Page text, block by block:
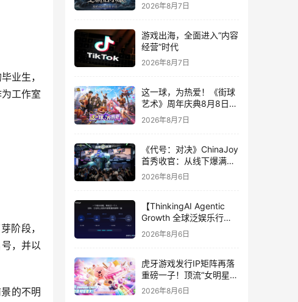
工作室
，并以
2026年8月7日
游戏出海，全面进入“内容
经营”时代
2026年8月7日
这一球，为热爱！《街球
艺术》周年庆典8月8日正
式上线，多重福利与全新
内容同步开启
2026年8月7日
《代号：对决》ChinaJoy
首秀收官：从线下爆满看
见玩家的真实期待
2026年8月6日
【ThinkingAI Agentic
Growth 全球泛娱乐行业
峰会】Agent 时代，人到
底负责什么
2026年8月6日
虎牙游戏发行IP矩阵再落
重磅一子！顶流“女明星”
ZANMANG LOOPY 正版
2026年8月6日